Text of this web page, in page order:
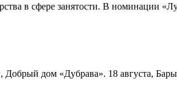
в сфере занятости. В номинации
Добрый дом «Дубрава». 18 августа,